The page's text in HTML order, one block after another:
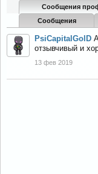
Сообщения
Сообщения
PsiCapitalGolD
отзывчивый и
13 фев 2019